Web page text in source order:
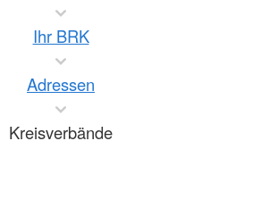
Ihr BRK
Adressen
Kreisverbände